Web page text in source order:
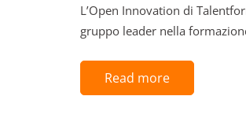
L’Open Innovation di
gruppo leader nella
Read more